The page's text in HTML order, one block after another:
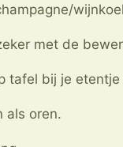
met de
tafel bij je etentje
als oren.